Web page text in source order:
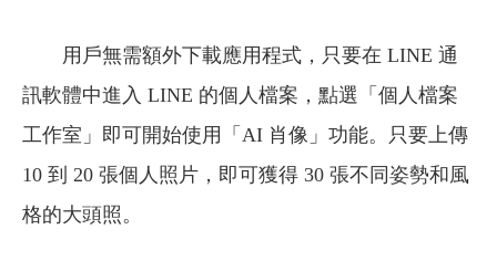
用戶無需額外下載應用程式，只要在 LINE 通
訊軟體中進入 LINE 的個人檔案，點選「個人檔案
工作室」即可開始使用「AI 肖像」功能。只要上傳
10 到 20 張個人照片，即可獲得 30 張不同姿勢和風
格的大頭照。